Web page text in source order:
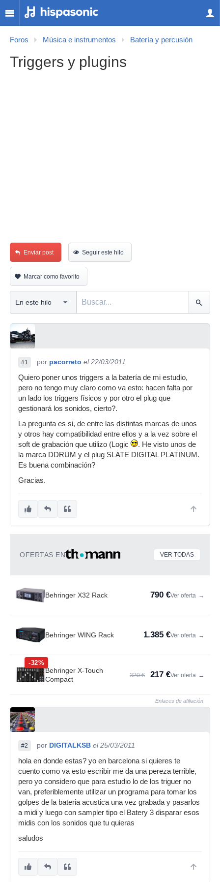
Foros Música e instrumentos Batería y percusión
Triggers y plugins
Enviar post Seguir este hilo
Marcar como favorito
#1 por pacorreto el 22/03/2011
Quiero poner unos triggers a la batería de mi estudio,
pero no tengo muy claro como va esto: hacen falta por
un lado los triggers físicos y por otro el plug que
gestionará los sonidos, cierto?.
La pregunta es si, de entre las distintas marcas de unos
y otros hay compatibilidad entre ellos y a la vez sobre el
soft de grabación que utilizo (Logic
. He visto unos de
la marca DDRUM y el plug SLATE DIGITAL PLATINUM.
Es buena combinación?
Gracias.
OFERTAS EN VER TODAS
Behringer X32 Rack 790 €Ver oferta →
Behringer WING Rack 1.385 €Ver oferta →
-32%
Behringer X-Touch
Compact
320 € 217 €Ver oferta →
Enlaces de afiliación
#2 por DIGITALKSB el 25/03/2011
hola en donde estas? yo en barcelona si quieres te
cuento como va esto escribir me da una pereza terrible,
pero yo considero que para estudio lo de los triguer no
van, preferiblemente utilizar un programa para tomar los
golpes de la bateria acustica una vez grabada y pasarlos
a midi y luego con sampler tipo el Batery 3 disparar esos
midis con los sonidos que tu quieras
saludos